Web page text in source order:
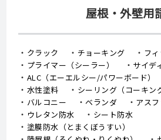
屋根・外壁用
クラック チョーキング
フ
プライマー（シーラー）
サイデ
ALC（エーエルシー/パワーボード）
水性塗料
シーリング（コーキン
バルコニー
ベランダ
アス
ウレタン防水
シート防水
塗膜防水（とまくぼうすい）